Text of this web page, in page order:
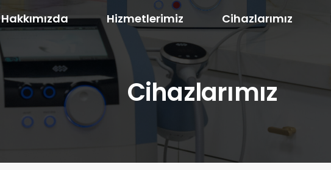
Hakkımızda Hizmetlerimiz Cihazlarımız
Cihazlarımız